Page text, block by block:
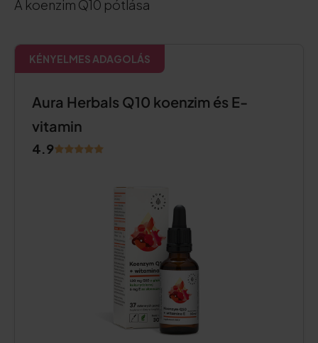
A koenzim Q10 pótlása
KÉNYELMES ADAGOLÁS
Aura Herbals Q10 koenzim és E-
vitamin
4.9